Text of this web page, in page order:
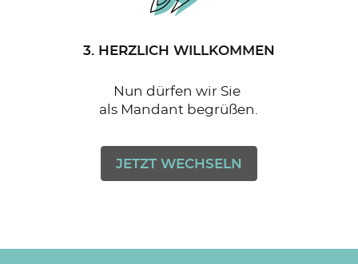
3. HERZLICH WILLKOMMEN
Nun dürfen wir Sie
als Mandant begrüßen.
JETZT WECHSELN